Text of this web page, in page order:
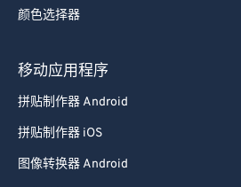
颜色选择器
移动应用程序
拼贴制作器 Android
拼贴制作器 iOS
图像转换器 Android